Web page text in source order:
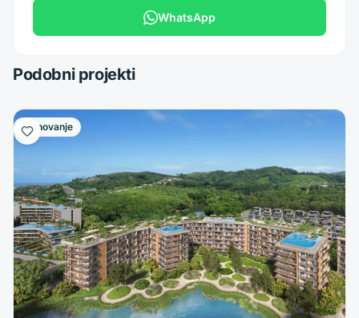
WhatsApp
Podobni projekti
Stanovanje